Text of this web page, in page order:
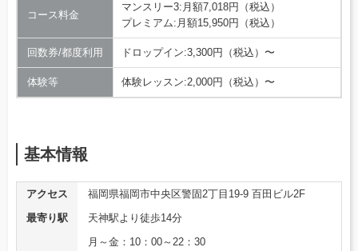
コース料金
マンスリー3:月額7,018円（税込）
プレミアム:月額15,950円（税込）
回数券/都度利用 ドロップイン:3,300円（税込）〜
体験等 体験レッスン:2,000円（税込）〜
基本情報
アクセス
福岡県福岡市中央区警固2丁目19-9 百田ビル2F
最寄り駅
天神駅より徒歩14分
月～金：10：00～22：30